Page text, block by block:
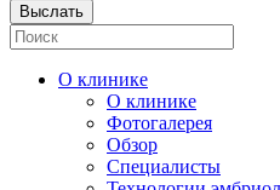
Выслать
О клинике
О клинике
Фотогалерея
Обзор
Специалисты